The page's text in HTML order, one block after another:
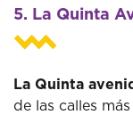
5. La Quinta
La Quinta
de las calles